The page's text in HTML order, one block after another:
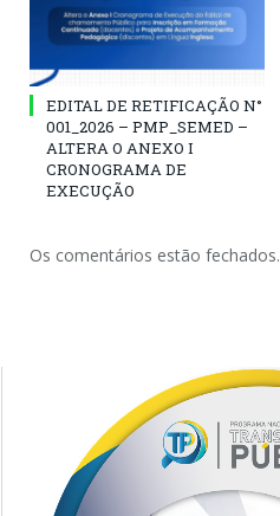
EDITAL DE RETIFICAÇÃO N°
001_2026 – PMP_SEMED –
ALTERA O ANEXO I
CRONOGRAMA DE
EXECUÇÃO
Os comentários estão fechados.